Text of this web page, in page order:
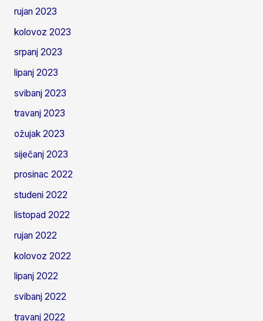
rujan 2023
kolovoz 2023
srpanj 2023
lipanj 2023
svibanj 2023
travanj 2023
ožujak 2023
siječanj 2023
prosinac 2022
studeni 2022
listopad 2022
rujan 2022
kolovoz 2022
lipanj 2022
svibanj 2022
travanj 2022